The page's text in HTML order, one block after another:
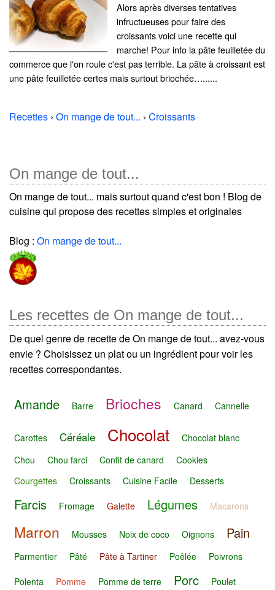
Alors après diverses tentatives
infructueuses pour faire des
croissants voici une recette qui
marche! Pour info la pâte feuilletée du
commerce que l'on roule c'est pas terrible. La pâte à croissant est
une pâte feuilletée certes mais surtout briochée…......
Recettes › On mange de tout... › Croissants
On mange de tout...
On mange de tout... mais surtout quand c'est bon ! Blog de
cuisine qui propose des recettes simples et originales
Blog : On mange de tout...
Les recettes de On mange de tout...
De quel genre de recette de On mange de tout... avez-vous
envie ? Choisissez un plat ou un ingrédient pour voir les
recettes correspondantes.
Amande Barre Brioches Canard Cannelle
Carottes Céréale Chocolat
Chocolat blanc
Chou
Chou farci Confit de canard
Cookies
Courgettes
Croissants Cuisine Facile Desserts
Farcis Fromage Galette Légumes Macarons
Marron Mousses Noix de coco Oignons Pain
Parmentier Pâté Pâte à Tartiner Poêlée Poivrons
Polenta Pomme Pomme de terre Porc
Poulet